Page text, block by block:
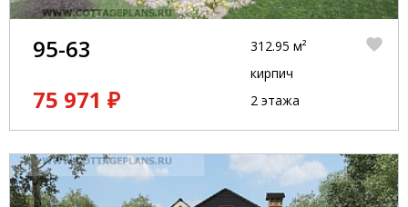
95-63
75 971 ₽
312.95 м²
кирпич
2 этажа